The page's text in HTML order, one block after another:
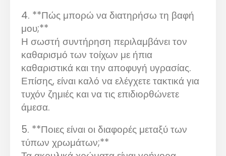
4. **Πώς μπορώ να διατηρήσω τη βαφή
μου;**
Η σωστή συντήρηση περιλαμβάνει τον
καθαρισμό των τοίχων με ήπια
καθαριστικά και την αποφυγή υγρασίας.
Επίσης, είναι καλό να ελέγχετε τακτικά για
τυχόν ζημιές και να τις επιδιορθώνετε
άμεσα.
5. **Ποιες είναι οι διαφορές μεταξύ των
τύπων χρωμάτων;**